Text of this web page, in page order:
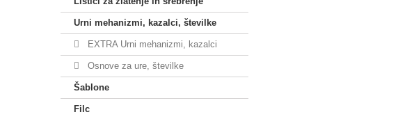
Urni mehanizmi, kazalci, številke
EXTRA Urni mehanizmi, kazalci
Osnove za ure, številke
Šablone
Filc